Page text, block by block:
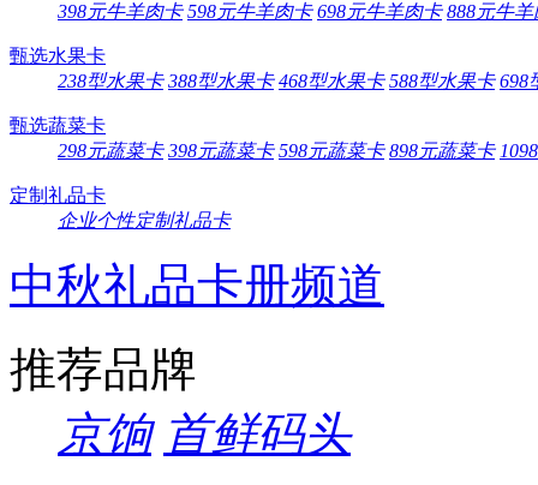
398元牛羊肉卡 598元牛羊肉卡 698元牛羊肉卡 888元牛羊
甄选水果卡
238型水果卡 388型水果卡 468型水果卡 588型水果卡 698
甄选蔬菜卡
298元蔬菜卡 398元蔬菜卡 598元蔬菜卡 898元蔬菜卡
定制礼品卡
企业个性定制礼品卡
中秋礼品卡册频道
推荐品牌
京饷 首鲜码头